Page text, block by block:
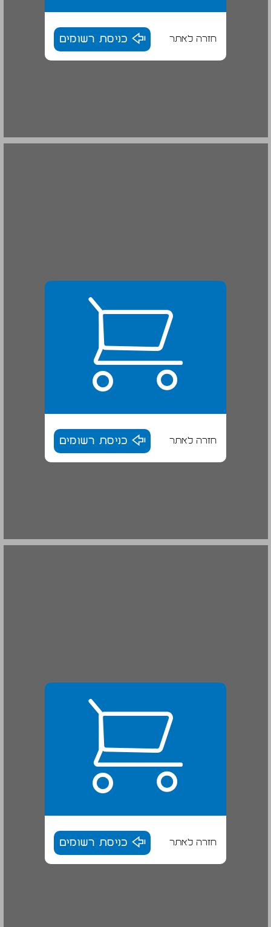
חזרה לאתר כניסת רשומים
חזרה לאתר כניסת רשומים
שער א פרקי מבוא ... 19
חזרה לאתר כניסת רשומים